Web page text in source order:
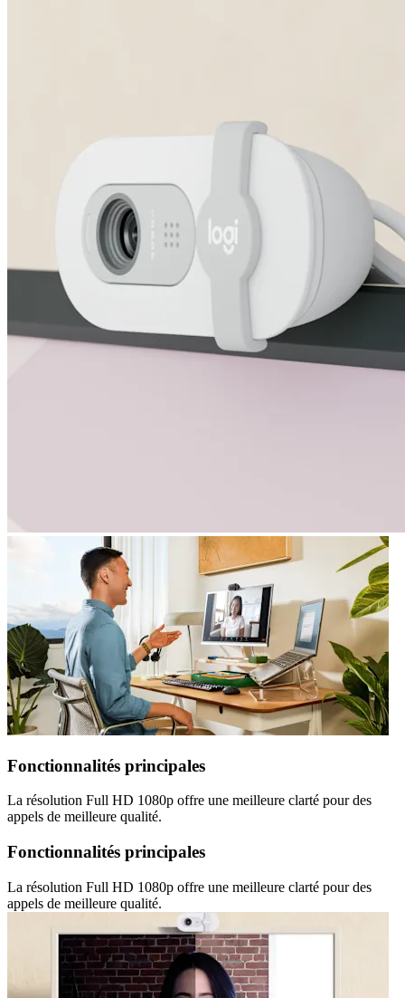
Fonctionnalités principales
La résolution Full HD 1080p offre une meilleure clarté pour des
appels de meilleure qualité.
Fonctionnalités principales
La résolution Full HD 1080p offre une meilleure clarté pour des
appels de meilleure qualité.